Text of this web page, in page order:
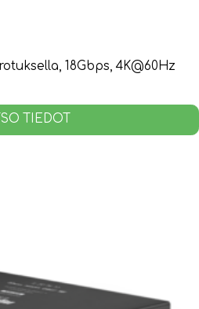
18Gbps, 4K@60Hz
TIEDOT